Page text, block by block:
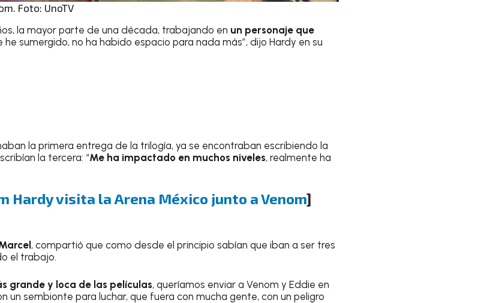
Foto: UnoTV
la mayor parte de una década, trabajando en un personaje que
he sumergido, no ha habido espacio para nada más”, dijo Hardy en su
la primera entrega de la trilogía, ya se encontraban escribiendo la
la tercera: “Me ha impactado en muchos niveles, realmente ha
Hardy visita la Arena México junto a Venom]
, compartió que como desde el principio sabían que iban a ser tres
el trabajo.
grande y loca de las películas, queríamos enviar a Venom y Eddie en
un sembionte para luchar, que fuera con mucha gente, con un peligro